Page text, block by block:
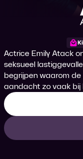
Actrice Emily Atack
seksueel
begrijpen waarom
aandacht zo vaak